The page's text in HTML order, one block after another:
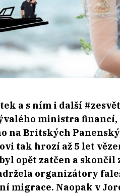
a s ním i další
ministra
na Britských
tak hrozí až 5 let
opět zatčen a
organizátory
migrace. Naopak v